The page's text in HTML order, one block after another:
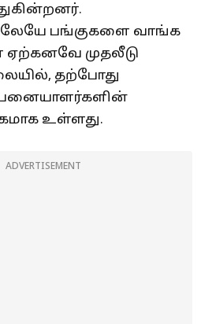
பங்குகளை வாங்க
ஏற்கனவே முதலீடு
தற்போது
உள்ளது.
ADVERTISEMENT